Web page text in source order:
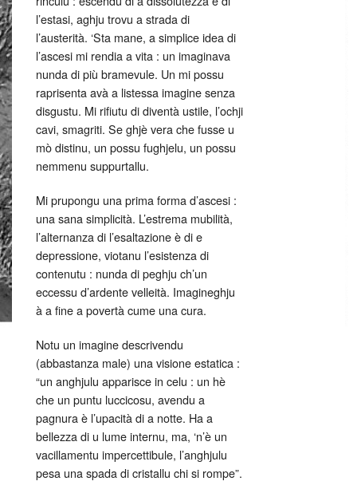
l’estasi, aghju trovu a strada di
l’austerità. ‘Sta mane, a simplice idea di
l’ascesi mi rendia a vita : un imaginava
nunda di più bramevule. Un mi possu
raprisenta avà a listessa imagine senza
disgustu. Mi rifiutu di diventà ustile, l’ochji
cavi, smagriti. Se ghjè vera che fusse u
mò distinu, un possu fughjelu, un possu
nemmenu suppurtallu.
Mi prupongu una prima forma d’ascesi :
una sana simplicità. L’estrema mubilità,
l’alternanza di l’esaltazione è di e
depressione, viotanu l’esistenza di
contenutu : nunda di peghju ch’un
eccessu d’ardente velleità. Imagineghju
à a fine a povertà cume una cura.
Notu un imagine descrivendu
(abbastanza male) una visione estatica :
“un anghjulu apparisce in celu : un hè
che un puntu luccicosu, avendu a
pagnura è l’upacità di a notte. Ha a
bellezza di u lume internu, ma, ‘n’è un
vacillamentu impercettibule, l’anghjulu
pesa una spada di cristallu chi si rompe”.